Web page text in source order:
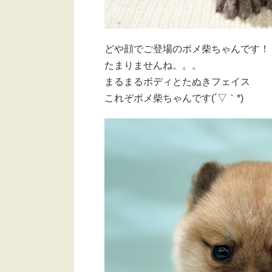
どや顔でご登場のポメ柴ちゃんです！
たまりませんね。。。
まるまるボディとたぬきフェイス
これぞポメ柴ちゃんです(´▽｀*)